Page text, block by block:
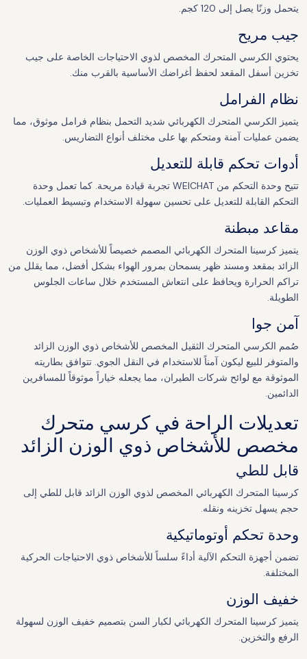
يتحمل وزنًا يصل إلى 120 كجم.
جيب مريح
يحتوي الكرسي المتحرك المخصص لذوي الاحتياجات الخاصة على جيب
تخزين أسفل المقعد لحفظ أغراضك الأساسية بالقرب منك.
نظام الفرامل
يتميز الكرسي المتحرك الكهربائي شديد التحمل بنظام فرامل موثوق، مما
يضمن عمليات آمنة ومتحكم بها على مختلف أنواع التضاريس.
أدوات تحكم قابلة للتعديل
تتيح وحدة التحكم من WEICHAT تجربة قيادة مريحة. كما تعمل وحدة
التحكم القابلة للتعديل على تحسين سهولة الاستخدام وتبسيط العمليات.
مقاعد مبطنة
يتميز كرسينا المتحرك الكهربائي المصمم خصيصاً للأشخاص ذوي الوزن
الزائد بمقعد ومسند ظهر يسمحان بمرور الهواء بشكل أفضل، مما يقلل من
تراكم الحرارة ويحافظ على انتعاش المستخدم خلال ساعات الجلوس
الطويلة.
آمن جوا
صُمم الكرسي المتحرك الثقيل المخصص للأشخاص ذوي الوزن الزائد
والمتوفر للبيع ليكون آمناً للاستخدام في النقل الجوي. تتوافق بطاريته
الموثوقة مع لوائح شركات الطيران، مما يجعله خياراً موثوقاً للمسافرين
الدائمين.
تعديلات الراحة في كرسي متحرك
مخصص للأشخاص ذوي الوزن الزائد
قابل للطي
كرسينا المتحرك الكهربائي المخصص لذوي الوزن الزائد قابل للطي إلى
حجم يسهل تخزينه ونقله.
وحدة تحكم أوتوماتيكية
تضمن أجهزة التحكم الآلية أداءً سلساً للأشخاص ذوي الاحتياجات الحركية
المختلفة.
خفيف الوزن
يتميز كرسينا المتحرك الكهربائي لكبار السن بتصميم خفيف الوزن لسهولة
الرفع والتخزين.